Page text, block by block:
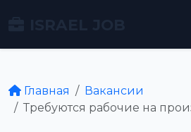
Главная
Вакансии
Требуются рабочие на